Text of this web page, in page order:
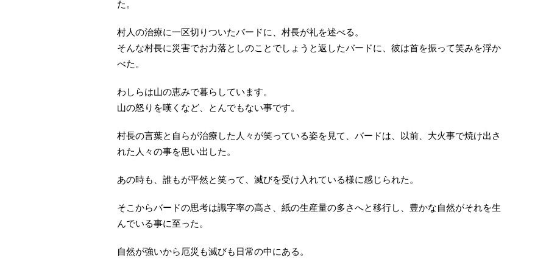
た。
村人の治療に一区切りついたバードに、村長が礼を述べる。
そんな村長に災害でお力落としのことでしょうと返したバードに、彼は首を振って笑みを浮か
べた。
わしらは山の恵みで暮らしています。
山の怒りを嘆くなど、とんでもない事です。
村長の言葉と自らが治療した人々が笑っている姿を見て、バードは、以前、大火事で焼け出さ
れた人々の事を思い出した。
あの時も、誰もが平然と笑って、滅びを受け入れている様に感じられた。
そこからバードの思考は識字率の高さ、紙の生産量の多さへと移行し、豊かな自然がそれを生
んでいる事に至った。
自然が強いから厄災も滅びも日常の中にある。